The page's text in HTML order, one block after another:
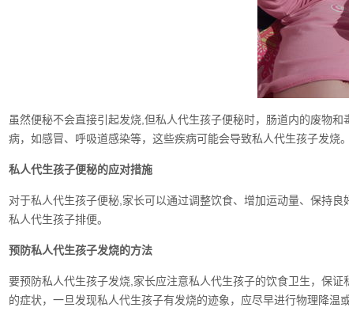
虽然便秘不会直接引起发烧,但私人代生孩子便秘时，肠道内的废物
病，如感冒、呼吸道感染等，这些疾病可能会导致私人代生孩子发烧。
私人代生孩子便秘的应对措施
对于私人代生孩子便秘,家长可以通过调整饮食、增加运动量、保持
私人代生孩子排便。
预防私人代生孩子发烧的方法
要预防私人代生孩子发烧,家长应注意私人代生孩子的饮食卫生，保
的症状，一旦发现私人代生孩子有发烧的迹象，应尽早进行物理降温或